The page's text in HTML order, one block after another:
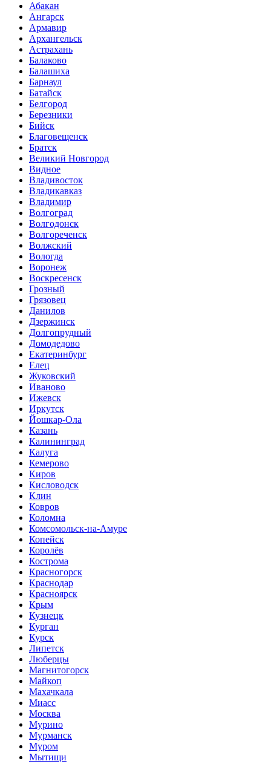
Абакан
Ангарск
Армавир
Архангельск
Астрахань
Балаково
Балашиха
Барнаул
Батайск
Белгород
Березники
Бийск
Благовещенск
Братск
Великий Новгород
Видное
Владивосток
Владикавказ
Владимир
Волгоград
Волгодонск
Волгореченск
Волжский
Вологда
Воронеж
Воскресенск
Грозный
Грязовец
Данилов
Дзержинск
Долгопрудный
Домодедово
Екатеринбург
Елец
Жуковский
Иваново
Ижевск
Иркутск
Йошкар-Ола
Казань
Калининград
Калуга
Кемерово
Киров
Кисловодск
Клин
Ковров
Коломна
Комсомольск-на-Амуре
Копейск
Королёв
Кострома
Красногорск
Краснодар
Красноярск
Крым
Кузнецк
Курган
Курск
Липетск
Люберцы
Магнитогорск
Майкоп
Махачкала
Миасс
Москва
Мурино
Мурманск
Муром
Мытищи